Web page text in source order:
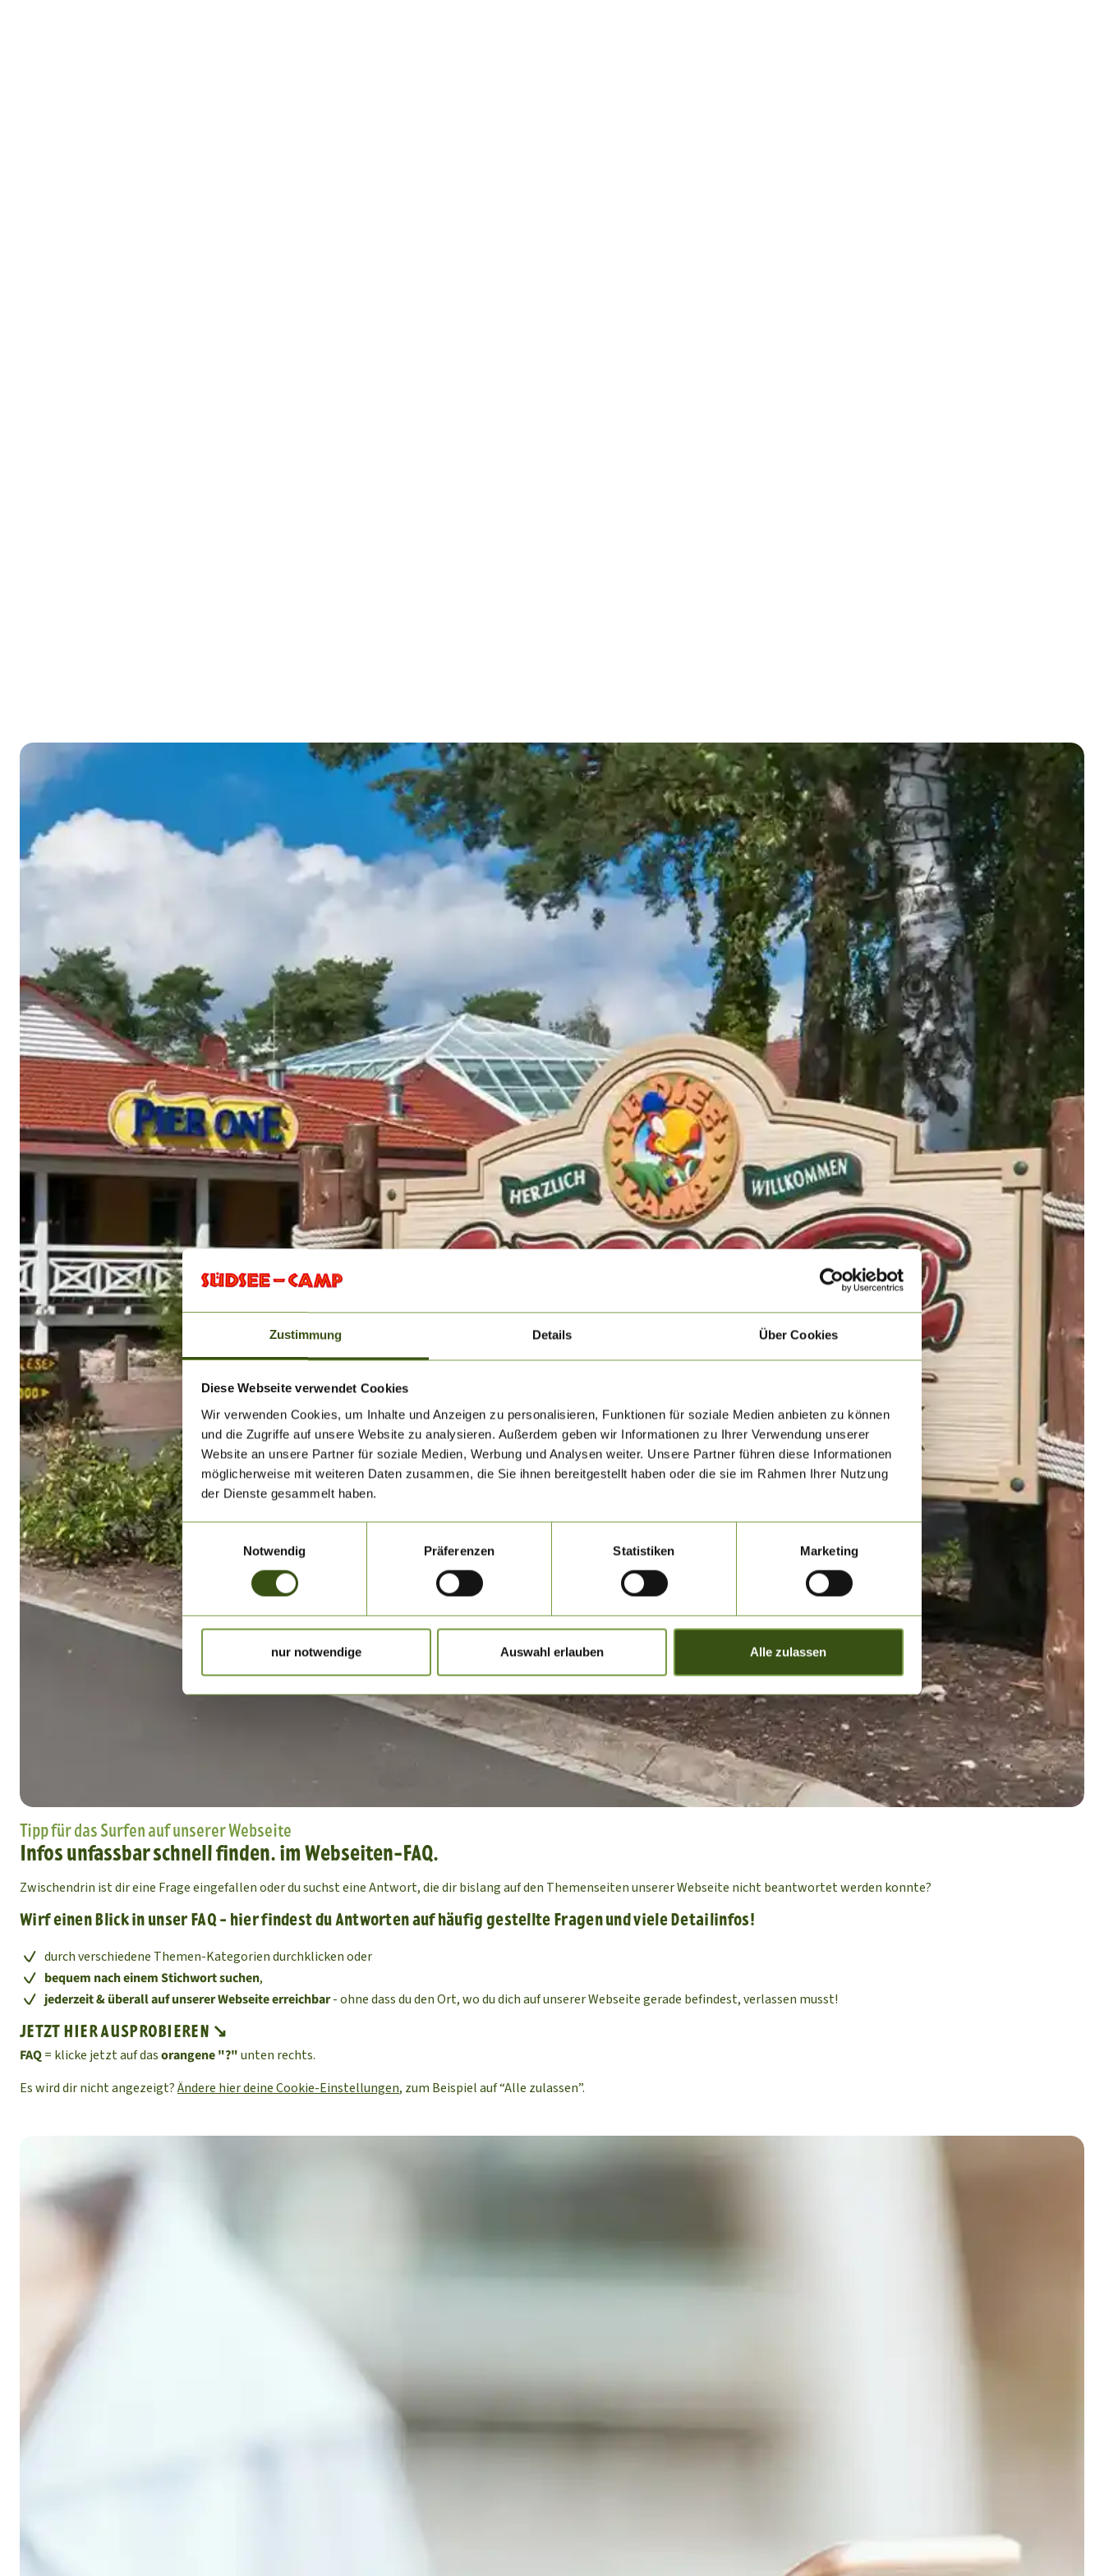
Zustimmung Details Über Cookies
Diese Webseite verwendet Cookies
Wir verwenden Cookies, um Inhalte und Anzeigen zu personalisieren, Funktionen für soziale Medien anbieten zu können
und die Zugriffe auf unsere Website zu analysieren. Außerdem geben wir Informationen zu Ihrer Verwendung unserer
Website an unsere Partner für soziale Medien, Werbung und Analysen weiter. Unsere Partner führen diese Informationen
möglicherweise mit weiteren Daten zusammen, die Sie ihnen bereitgestellt haben oder die sie im Rahmen Ihrer Nutzung
der Dienste gesammelt haben.
Einwilligungsauswahl
Notwendig
Präferenzen Statistiken Marketing
nur notwendige Auswahl erlauben Alle zulassen
Tipp für das Surfen auf unserer Webseite
Infos unfassbar schnell finden. im Webseiten-FAQ.
Zwischendrin ist dir eine Frage eingefallen oder du suchst eine Antwort, die dir bislang auf den Themenseiten unserer Webseite nicht beantwortet werden konnte?
Wirf einen Blick in unser FAQ - hier findest du Antworten auf häufig gestellte Fragen und viele Detailinfos!
durch verschiedene Themen-Kategorien durchklicken oder
bequem nach einem Stichwort suchen,
jederzeit & überall auf unserer Webseite erreichbar- ohne dass du den Ort, wo du dich auf unserer Webseite gerade befindest, verlassen musst!
JETZT HIER AUSPROBIEREN ↘
FAQ= klicke jetzt auf dasorangene "?"unten rechts.
Es wird dir nicht angezeigt?Ändere hier deine Cookie-Einstellungen, zum Beispiel auf “Alle zulassen”.